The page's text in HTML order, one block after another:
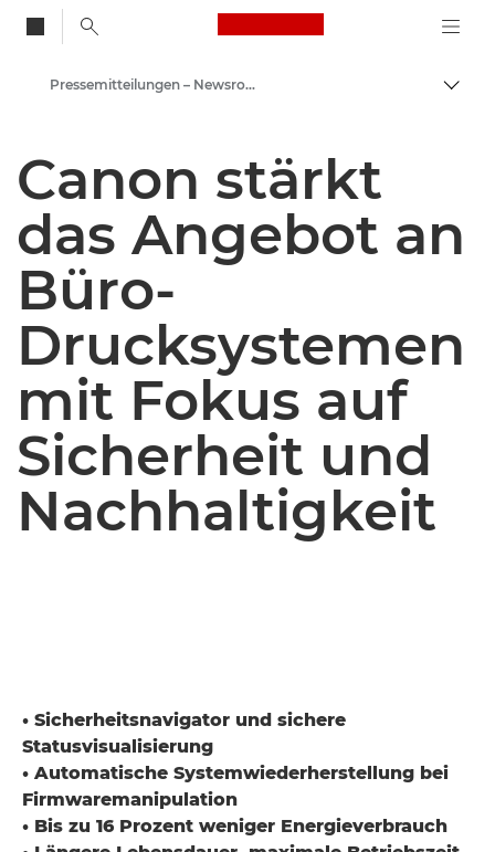
Canon Logo, back
Auf
Newsroom
Pressemitteilungen – Newsroom
Canon stärkt
das Angebot an
Büro-
Drucksystemen
mit Fokus auf
Sicherheit und
Nachhaltigkeit
• Sicherheitsnavigator und sichere
Statusvisualisierung
• Automatische Systemwiederherstellung bei
Firmwaremanipulation
• Bis zu 16 Prozent weniger Energieverbrauch